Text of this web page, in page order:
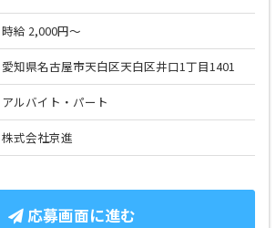
時給 2,000円～
愛知県名古屋市天白区天白区井口1丁目1401
アルバイト・パート
株式会社京進
応募画面に進む